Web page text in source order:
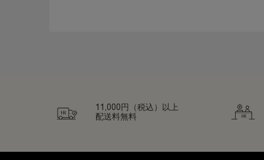
11,000円（税込）以上
配送料無料